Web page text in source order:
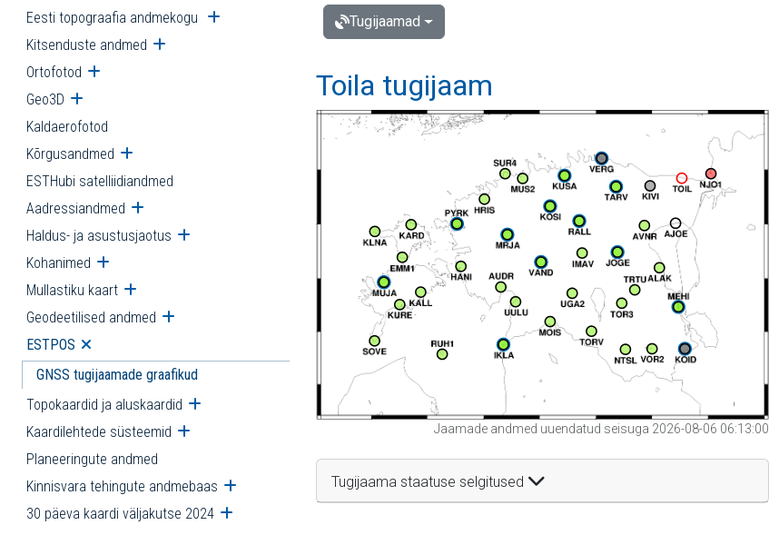
Eesti topograafia andmekogu Ava alammenüü
Kitsenduste andmed Ava alammenüü
Ortofotod Ava alammenüü
Geo3D Ava alammenüü
Kaldaerofotod
Kõrgusandmed Ava alammenüü
ESTHubi satelliidiandmed
Aadressiandmed Ava alammenüü
Haldus- ja asustusjaotus Ava alammenüü
Kohanimed Ava alammenüü
Mullastiku kaart Ava alammenüü
Geodeetilised andmed Ava alammenüü
ESTPOS Ava alammenüü
GNSS tugijaamade graafikud
Topokaardid ja aluskaardid Ava alammenüü
Kaardilehtede süsteemid Ava alammenüü
Planeeringute andmed
Kinnisvara tehingute andmebaas Ava alammenüü
30 päeva kaardi väljakutse 2024 Ava alammenüü
Tugijaamad
Toila tugijaam
Jaamade andmed uuendatud seisuga 2026-08-06 06:13:00
Tugijaama staatuse selgitused